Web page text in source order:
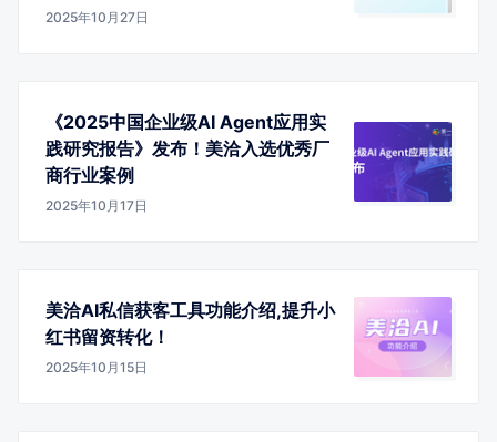
2025年10月27日
《2025中国企业级AI Agent应用实
践研究报告》发布！美洽入选优秀厂
商行业案例
2025年10月17日
美洽AI私信获客工具功能介绍,提升小
红书留资转化！
2025年10月15日